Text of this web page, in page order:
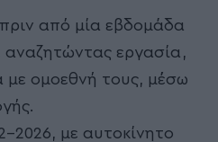
από μία εβδομάδα
αναζητώντας εργασία,
με ομοεθνή τους, μέσω
2026, με αυτοκίνητο